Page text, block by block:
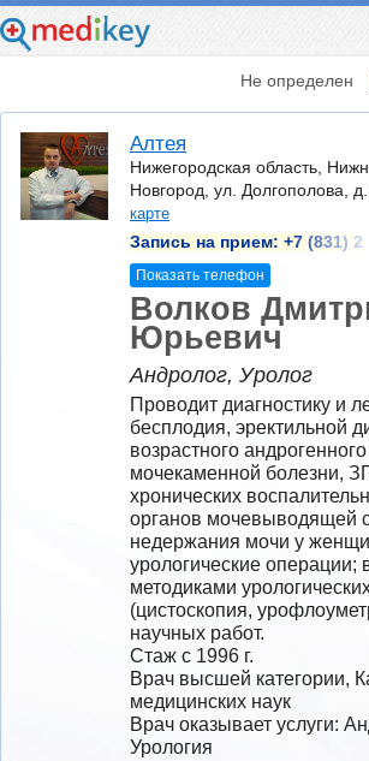
Не определен
Алтея
Нижегородская область,
Новгород, ул. Долгополова,
карте
Запись на прием: +7 (831) 2
Показать телефон
Волков
Юрьевич
Андролог, Уролог
Проводит диагностику и
бесплодия, эректильной
возрастного
мочекаменной болезни,
хронических
органов мочевыводящей
недержания мочи у
урологические операции;
методиками
(цистоскопия,
научных работ.
Стаж с 1996 г.
Врач высшей категории,
медицинских наук
Врач оказывает услуги:
Урология